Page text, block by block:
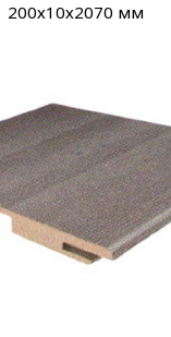
200х10х2070 мм